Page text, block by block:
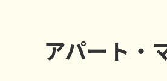
アパート・